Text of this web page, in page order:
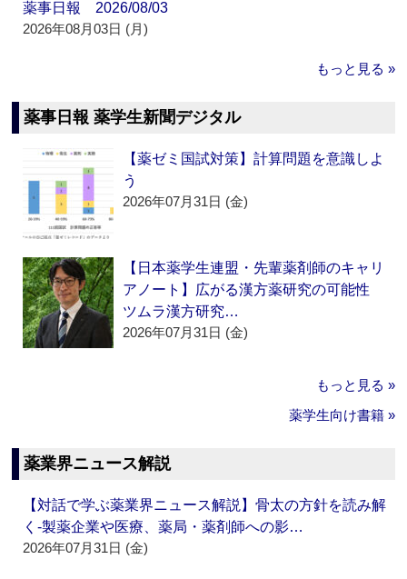
薬事日報 2026/08/03
2026年08月03日 (月)
もっと見る »
薬事日報 薬学生新聞デジタル
【薬ゼミ国試対策】計算問題を意識しよ
う
2026年07月31日 (金)
【日本薬学生連盟・先輩薬剤師のキャリ
アノート】広がる漢方薬研究の可能性
ツムラ漢方研究…
2026年07月31日 (金)
もっと見る »
薬学生向け書籍 »
薬業界ニュース解説
【対話で学ぶ薬業界ニュース解説】骨太の方針を読み解
く‐製薬企業や医療、薬局・薬剤師への影…
2026年07月31日 (金)